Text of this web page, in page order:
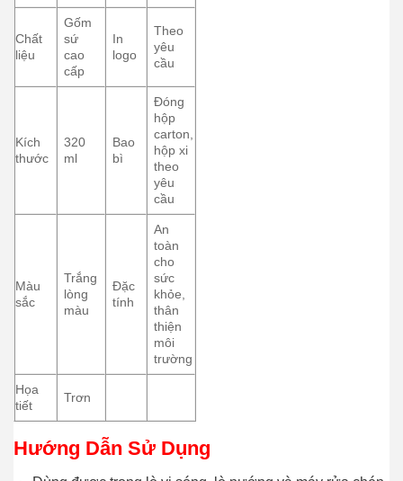
Chất
liệu
Gốm
sứ
cao
cấp
In
logo
Theo
yêu
cầu
Kích
thước
320
ml
Bao
bì
Đóng
hộp
carton,
hộp xi
theo
yêu
cầu
Màu
sắc
Trắng
lòng
màu
Đặc
tính
An
toàn
cho
sức
khỏe,
thân
thiện
môi
trường
Họa
tiết
Trơn
Hướng Dẫn Sử Dụng